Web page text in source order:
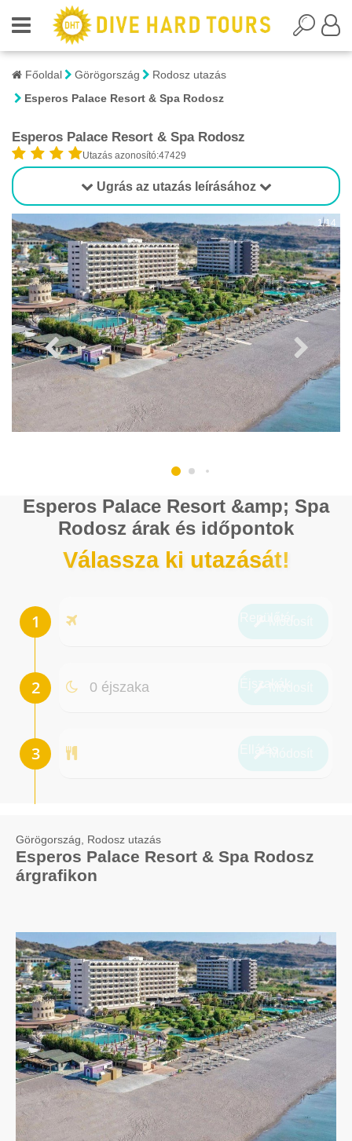
Főoldal Görögország
Rodosz utazás
Esperos Palace Resort & Spa Rodosz
Esperos Palace Resort & Spa Rodosz
Utazás azonosító:47429
Ugrás az utazás leírásához
1/14
Esperos Palace Resort &amp; Spa
Rodosz árak és időpontok
Válassza ki utazását!
0 éjszaka
Görögország, Rodosz utazás
Esperos Palace Resort & Spa Rodosz
árgrafikon